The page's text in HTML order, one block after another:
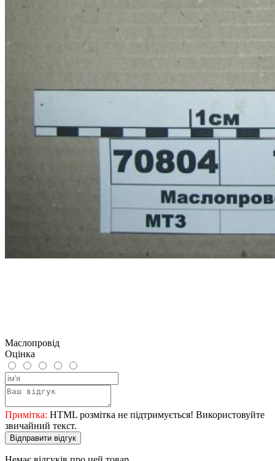
Маслопровід
Оцінка
Примітка: HTML розмітка не підтримується! Використовуйте
звичайний текст.
Відправити відгук